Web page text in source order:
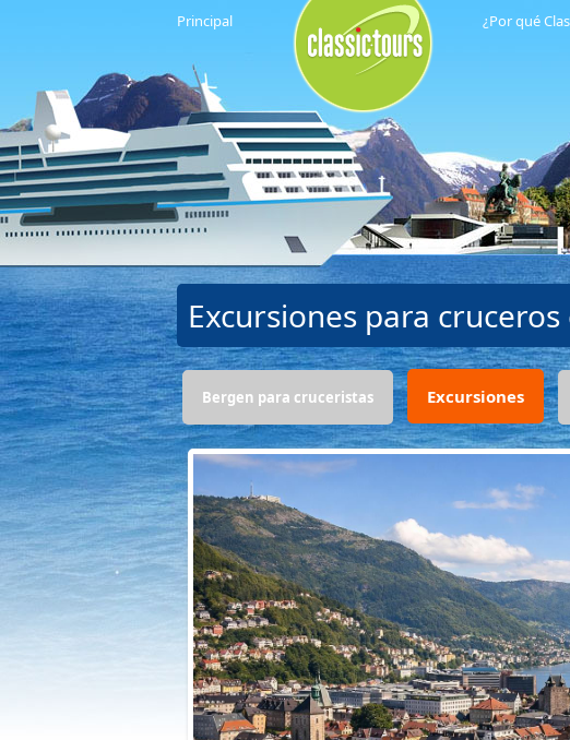
Principal ¿Por qué
Excursiones para cruceros
Bergen para cruceristas Excursiones